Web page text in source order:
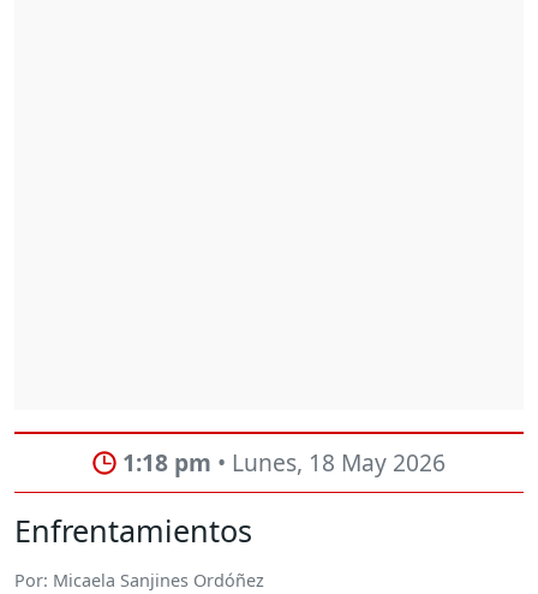
1:18 pm • Lunes, 18 May 2026
Enfrentamientos
Por: Micaela Sanjines Ordóñez